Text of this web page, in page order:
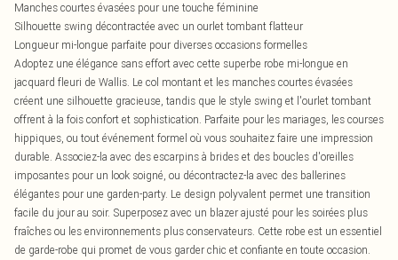
Manches courtes évasées pour une touche féminine
Silhouette swing décontractée avec un ourlet tombant flatteur
Longueur mi-longue parfaite pour diverses occasions formelles
Adoptez une élégance sans effort avec cette superbe robe mi-longue en
jacquard fleuri de Wallis. Le col montant et les manches courtes évasées
créent une silhouette gracieuse, tandis que le style swing et l'ourlet tombant
offrent à la fois confort et sophistication. Parfaite pour les mariages, les courses
hippiques, ou tout événement formel où vous souhaitez faire une impression
durable. Associez-la avec des escarpins à brides et des boucles d'oreilles
imposantes pour un look soigné, ou décontractez-la avec des ballerines
élégantes pour une garden-party. Le design polyvalent permet une transition
facile du jour au soir. Superposez avec un blazer ajusté pour les soirées plus
fraîches ou les environnements plus conservateurs. Cette robe est un essentiel
de garde-robe qui promet de vous garder chic et confiante en toute occasion.